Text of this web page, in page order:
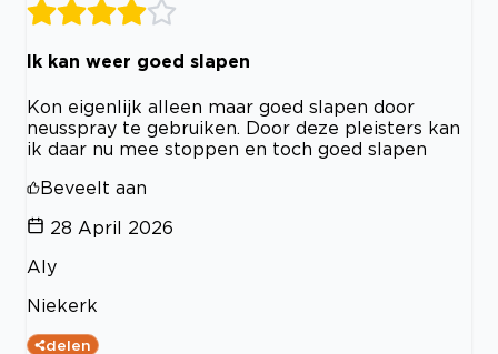
Ik kan weer goed slapen
Kon eigenlijk alleen maar goed slapen door
neusspray te gebruiken. Door deze pleisters kan
ik daar nu mee stoppen en toch goed slapen
Beveelt aan
28 April 2026
Aly
Niekerk
delen